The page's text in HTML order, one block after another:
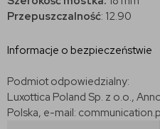
Przepuszczalność: 12.90
Informacje o bezpieczeństwie
Podmiot odpowiedzialny:
Luxottica Poland Sp. z o.o.,
Polska, e-mail: